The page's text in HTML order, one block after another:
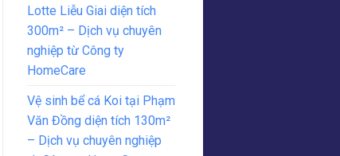
Lotte Liễu Giai diện tích
300m² – Dịch vụ chuyên
nghiệp từ Công ty
HomeCare
Vệ sinh bể cá Koi tại Phạm
Văn Đồng diện tích 130m²
– Dịch vụ chuyên nghiệp